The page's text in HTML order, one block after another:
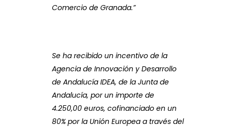
Comercio de Granada.”
Se ha recibido un incentivo de la
Agencia de Innovación y Desarrollo
de Andalucía IDEA, de la Junta de
Andalucía, por un importe de
4.250,00 euros, cofinanciado en un
80% por la Unión Europea a través del